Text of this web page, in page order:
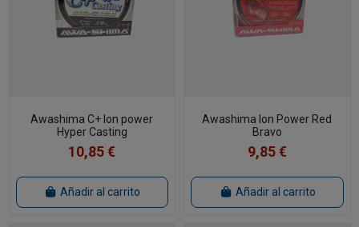
Awashima C+ Ion power
Hyper Casting
10,85 €
Añadir al carrito
Awashima Ion Power Red
Bravo
9,85 €
Añadir al carrito